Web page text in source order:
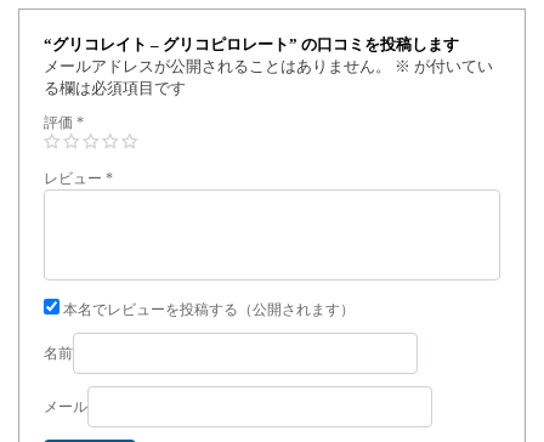
“グリコレイト – グリコピロレート” の口コミを投稿します
メールアドレスが公開されることはありません。
※ が付いてい
る欄は必須項目です
評価 *
レビュー *
本名でレビューを投稿する（公開されます）
名前
メール